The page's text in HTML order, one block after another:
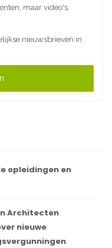
maar video's,
nieuwsbrieven in
opleidingen en
Architecten
nieuwe